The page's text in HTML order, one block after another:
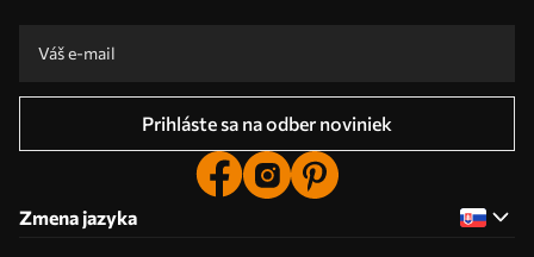
Prihláste sa na odber noviniek
Zmena jazyka